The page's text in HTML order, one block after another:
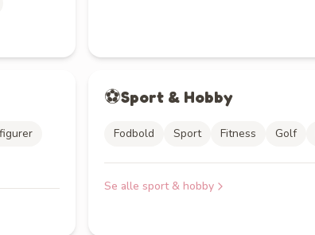
⚽Sport & Hobby
Fodbold Sport Fitness Golf
Se alle sport & hobby